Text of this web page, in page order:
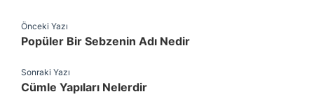
Önceki Yazı
Popüler Bir Sebzenin Adı Nedir
Sonraki Yazı
Cümle Yapıları Nelerdir